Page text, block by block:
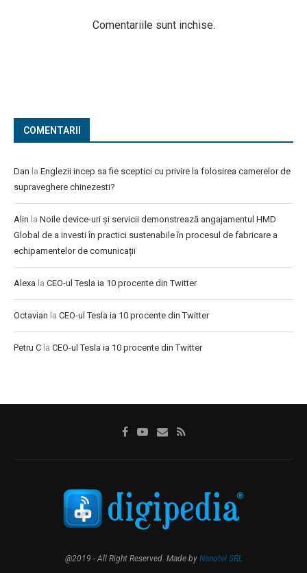
Comentariile sunt inchise.
COMENTARII
Dan la Englezii incep sa fie sceptici cu privire la folosirea camerelor de
supraveghere chinezesti?
Alin la Noile device-uri și servicii demonstrează angajamentul HMD
Global de a investi în practici sustenabile în procesul de fabricare a
echipamentelor de comunicații
Alexa la CEO-ul Tesla ia 10 procente din Twitter
Octavian la CEO-ul Tesla ia 10 procente din Twitter
Petru C la CEO-ul Tesla ia 10 procente din Twitter
@2019 - All Right Reserved. Made by Nanotel SRL